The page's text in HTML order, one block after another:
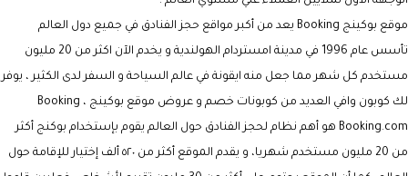
موقع بوكينج Booking يعد من أكبر مواقع حجز الفنادق في جميع دول العالم
تأسس عام 1996 في مدينة امستردام الهولندية و يخدم الآن اكثر من 20 مليون
مستخدم كل شهر مما جعل منه ايقونة في عالم السياحة و السفر لدى الكثير ، يوفر
لك كوبون وافي العديد من كوبونات خصم و عروض موقع بوكينج Booking ،
Booking.com هو أهم نظام لحجز الفنادق حول العالم يقوم بإستخدام بوكنج أكثر
من 20 مليون مستخدم شهريا، و يقدم الموقع أكثر من ٥٢٠ ألف إختيار للإقامة حول